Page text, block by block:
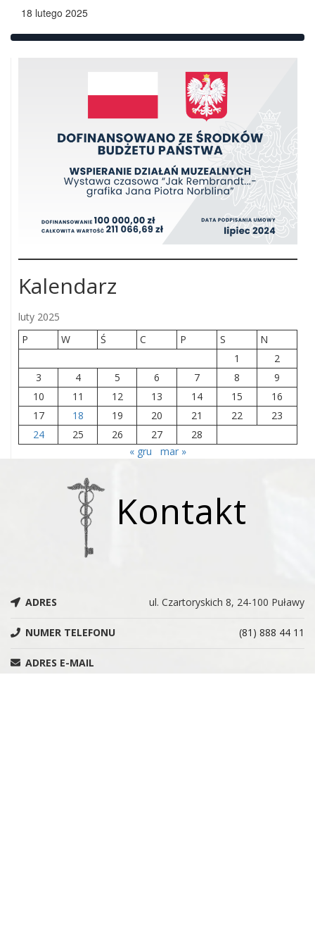
18 lutego 2025
Kalendarz
luty 2025
P
W Ś C P S
N
1
2
3
4 5 6 7 8
9
10
11 12 13 14 15
16
17
18 19 20 21 22
23
24
25 26 27
28
« gru
mar »
Kontakt
ADRES ul. Czartoryskich 8, 24-100 Puławy
NUMER TELEFONU (81) 888 44 11
ADRES E-MAIL